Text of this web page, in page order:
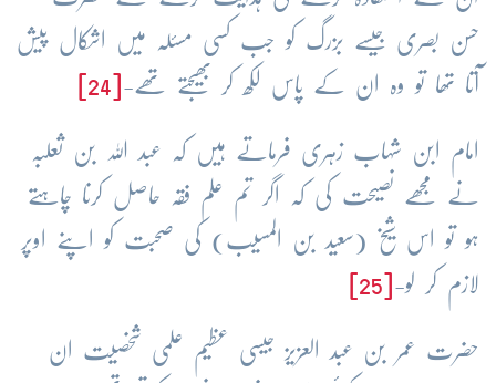
حسن بصری جیسے بزرگ کو جب کسی مسئلہ میں اشکال پیش
آتا تھا تو وہ ان کے پاس لکھ کر بھیجتے تھے-
امام ابن شہاب زہری فرماتے ہیں کہ عبد اللہ بن ثعلبہ
نے مجھے نصیحت کی کہ اگر تم علم فقہ حاصل کرنا چاہتے
ہو تو اس شیخ (سعید بن المسیب) کی صحبت کو اپنے اوپر
لازم کر لو-
حضرت عمر بن عبد العزیز جیسی عظیم علمی شخصیت ان